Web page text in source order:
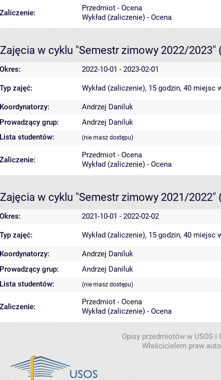
Zaliczenie:
Przedmiot - Ocena
Wykład (zaliczenie) - Ocena
Zajęcia w cyklu "Semestr zimowy 2022/2023"
Okres: 2022-10-01 - 2023-02-01
Typ zajęć: Wykład (zaliczenie), 15 godzin, 40 miejsc
Koordynatorzy:
Andrzej Daniluk
Prowadzący grup:
Andrzej Daniluk
Lista studentów:
(nie masz dostępu)
Zaliczenie:
Przedmiot - Ocena
Wykład (zaliczenie) - Ocena
Zajęcia w cyklu "Semestr zimowy 2021/2022"
Okres: 2021-10-01 - 2022-02-02
Typ zajęć: Wykład (zaliczenie), 15 godzin, 40 miejsc
Koordynatorzy:
Andrzej Daniluk
Prowadzący grup:
Andrzej Daniluk
Lista studentów:
(nie masz dostępu)
Zaliczenie:
Przedmiot - Ocena
Wykład (zaliczenie) - Ocena
Opisy przedmiotów w USOS
Właścicielem praw